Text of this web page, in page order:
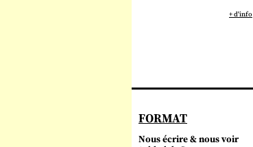
+ d'info
FORMAT
Nous écrire & nous voir